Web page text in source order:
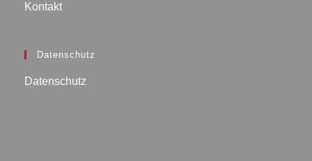
Kontakt
Datenschutz
Datenschutz